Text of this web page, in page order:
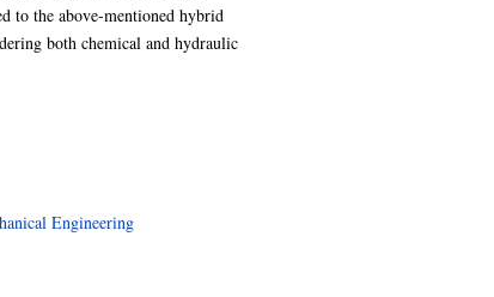
to the above-mentioned hybrid
both chemical and hydraulic
Engineering